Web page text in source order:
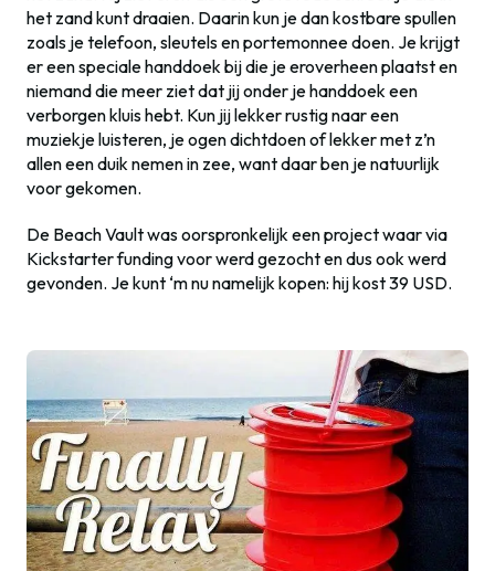
het zand kunt draaien. Daarin kun je dan kostbare spullen
zoals je telefoon, sleutels en portemonnee doen. Je krijgt
er een speciale handdoek bij die je eroverheen plaatst en
niemand die meer ziet dat jij onder je handdoek een
verborgen kluis hebt. Kun jij lekker rustig naar een
muziekje luisteren, je ogen dichtdoen of lekker met z’n
allen een duik nemen in zee, want daar ben je natuurlijk
voor gekomen.
De Beach Vault was oorspronkelijk een project waar via
Kickstarter funding voor werd gezocht en dus ook werd
gevonden. Je kunt ‘m nu namelijk kopen: hij kost 39 USD.